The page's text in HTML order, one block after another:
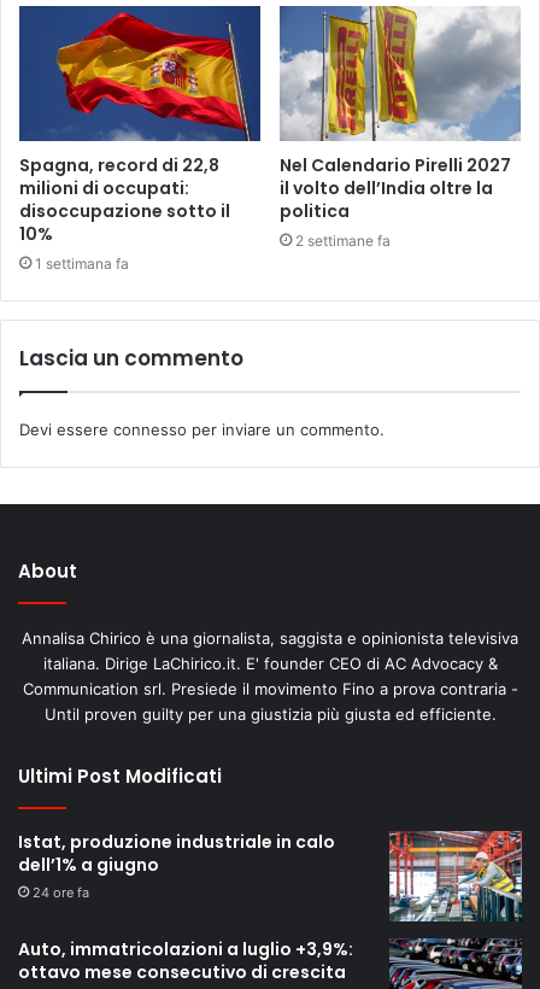
Spagna, record di 22,8
milioni di occupati:
disoccupazione sotto il
10%
1 settimana fa
Nel Calendario Pirelli 2027
il volto dell’India oltre la
politica
2 settimane fa
Lascia un commento
Devi essere connesso per inviare un commento.
About
Annalisa Chirico è una giornalista, saggista e opinionista televisiva
italiana. Dirige LaChirico.it. E' founder CEO di AC Advocacy &
Communication srl. Presiede il movimento Fino a prova contraria -
Until proven guilty per una giustizia più giusta ed efficiente.
Ultimi Post Modificati
Istat, produzione industriale in calo
dell’1% a giugno
24 ore fa
Auto, immatricolazioni a luglio +3,9%:
ottavo mese consecutivo di crescita